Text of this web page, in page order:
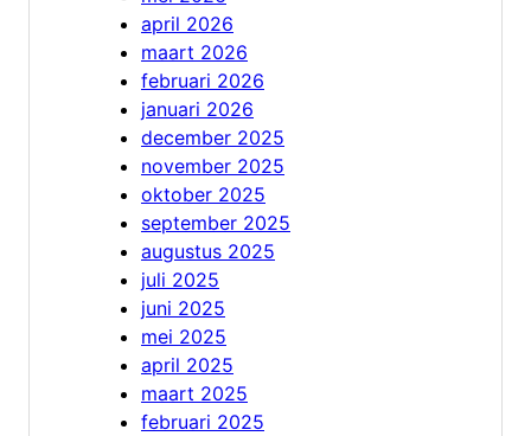
april 2026
maart 2026
februari 2026
januari 2026
december 2025
november 2025
oktober 2025
september 2025
augustus 2025
juli 2025
juni 2025
mei 2025
april 2025
maart 2025
februari 2025